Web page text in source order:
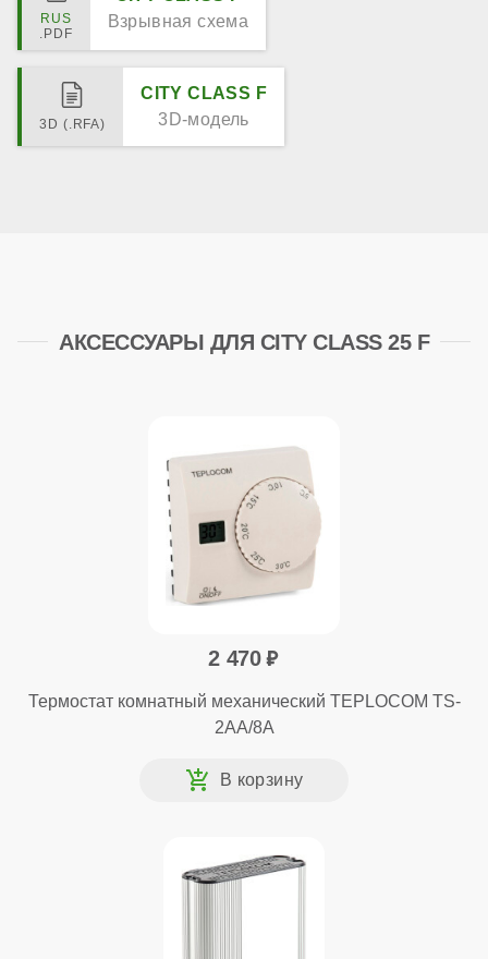
Взрывная схема
CITY CLASS F
3D-модель
АКСЕССУАРЫ ДЛЯ CITY CLASS 25 F
2 470
Термостат комнатный механический TEPLOCOM TS-
2AA/8A